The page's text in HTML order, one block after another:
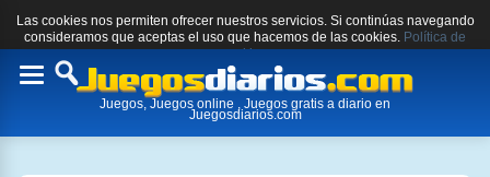
Las cookies nos permiten ofrecer nuestros servicios. Si continúas navegando
consideramos que aceptas el uso que hacemos de las cookies. Política de
cookies.
Toggle
Juegos, Juegos online , Juegos gratis a diario en
Juegosdiarios.com